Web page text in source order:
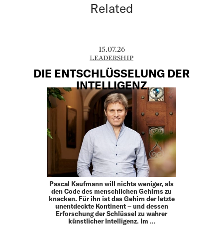
Related
15.07.26
LEADERSHIP
DIE ENTSCHLÜSSELUNG DER
INTELLIGENZ
Pascal Kaufmann will nichts weniger, als
den Code des menschlichen Gehirns zu
knacken. Für ihn ist das Gehirn der letzte
unentdeckte Kontinent – und dessen
Erforschung der Schlüssel zu wahrer
künstlicher Intelligenz. Im …